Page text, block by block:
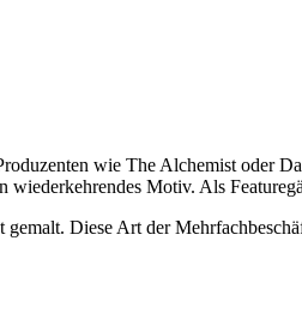
wie The Alchemist oder
wiederkehrendes Motiv. Als
gemalt. Diese Art der